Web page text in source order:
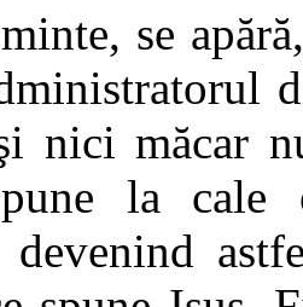
se
nici măcar
pune la
devenind